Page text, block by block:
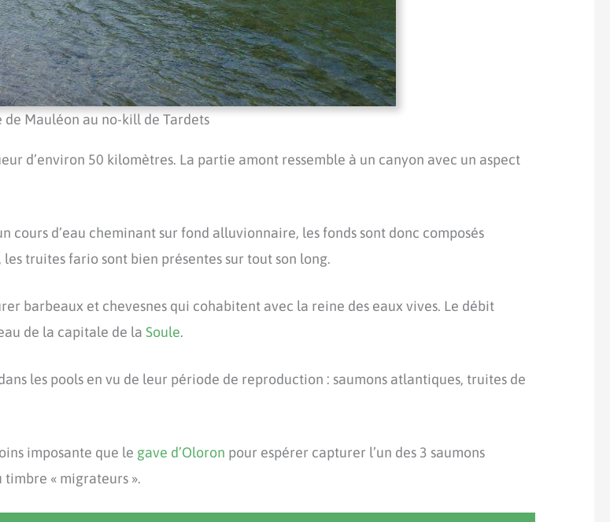
de Mauléon au no-kill de Tardets
d’environ 50 kilomètres. La partie amont ressemble à un canyon avec un aspect
d’eau cheminant sur fond alluvionnaire, les fonds sont donc composés
truites fario sont bien présentes sur tout son long.
barbeaux et chevesnes qui cohabitent avec la reine des eaux vives. Le débit
de la capitale de la Soule.
les pools en vu de leur période de reproduction : saumons atlantiques, truites de
imposante que le gave d’Oloron pour espérer capturer l’un des 3 saumons
timbre « migrateurs ».